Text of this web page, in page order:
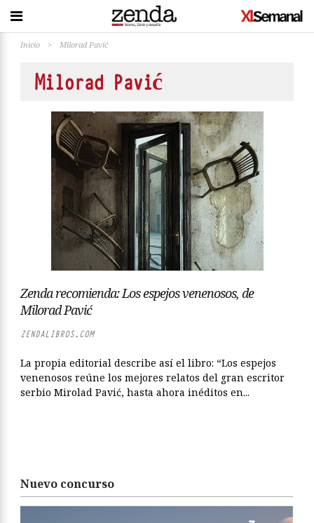
Inicio > Milorad Pavić
Milorad Pavić
Zenda recomienda: Los espejos venenosos, de
Milorad Pavić
ZENDALIBROS.COM
La propia editorial describe así el libro: “Los espejos
venenosos reúne los mejores relatos del gran escritor
serbio Mirolad Pavić, hasta ahora inéditos en...
Nuevo concurso